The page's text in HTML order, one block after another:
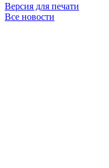
Версия для печати
Все новости